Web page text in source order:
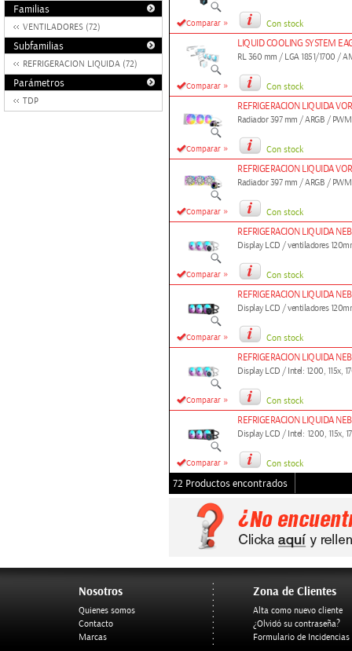
Familias
VENTILADORES (72)
Subfamilias
REFRIGERACION LIQUIDA (72)
Parámetros
TDP
Comparar » Con stock
Comparar »
LIQUID COOLING SYSTEM
RL 360 mm / LGA 1851/1700 /
Con stock
Comparar »
REFRIGERACION LIQUIDA
Radiador 397 mm / ARGB /
Con stock
Comparar »
REFRIGERACION LIQUIDA
Radiador 397 mm / ARGB /
Con stock
Comparar »
REFRIGERACION LIQUIDA
Display LCD / ventiladores
Con stock
Comparar »
REFRIGERACION LIQUIDA
Display LCD / ventiladores
Con stock
Comparar »
REFRIGERACION LIQUIDA
Display LCD / Intel: 1200, 115x,
Con stock
Comparar »
REFRIGERACION LIQUIDA
Display LCD / Intel: 1200, 115x,
Con stock
72 Productos encontrados
Nosotros
Quienes somos
Contacto
Marcas
Zona de Clientes
Alta como nuevo cliente
¿Olvidó su contraseña?
Formulario de Incidencias